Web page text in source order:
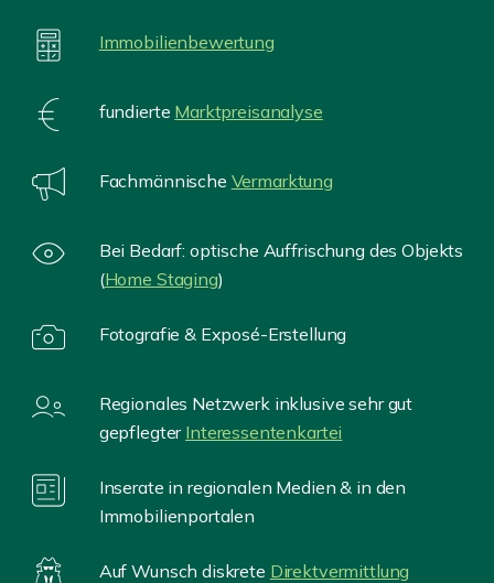
Immobilienbewertung
fundierte Marktpreisanalyse
Fachmännische Vermarktung
Bei Bedarf: optische Auffrischung des Objekts
(Home Staging)
Fotografie & Exposé-Erstellung
Regionales Netzwerk inklusive sehr gut
gepflegter Interessentenkartei
Inserate in regionalen Medien & in den
Immobilienportalen
Auf Wunsch diskrete Direktvermittlung